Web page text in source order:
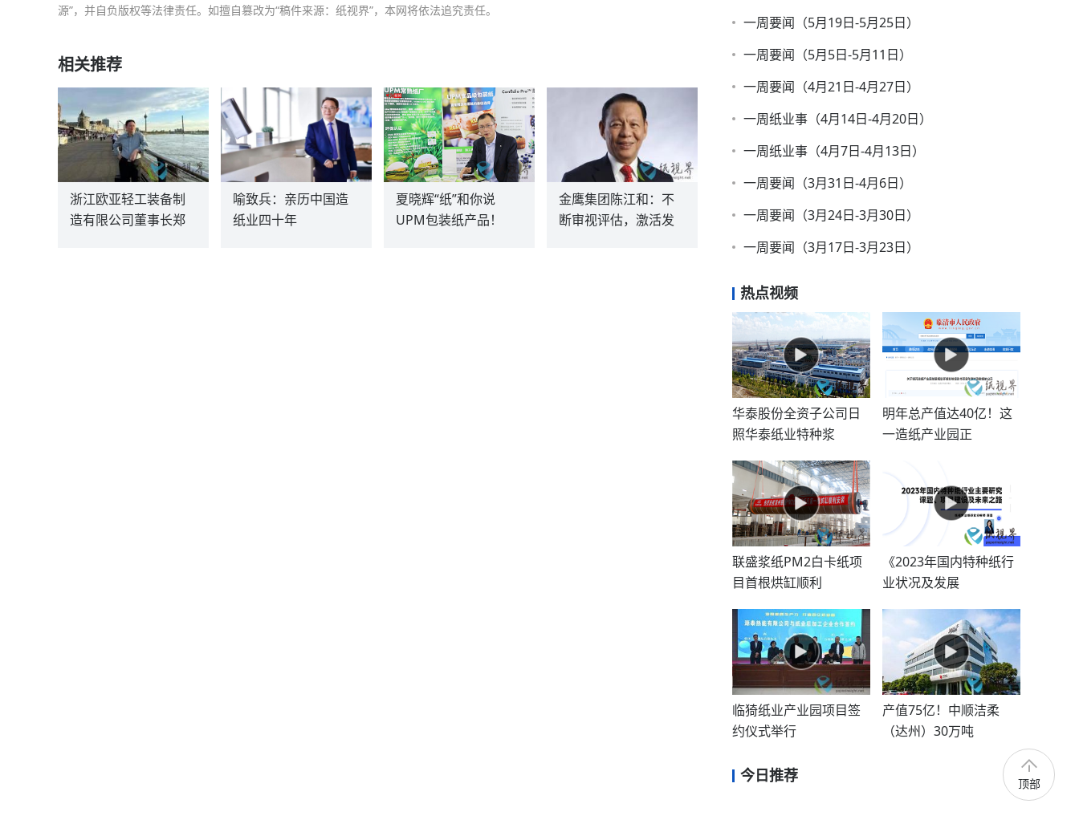
源”，并自负版权等法律责任。如擅自篡改为“稿件来源：纸视界”，本网将依法追究责任。
相关推荐
浙江欧亚轻工装备制
造有限公司董事长郑
喻致兵：亲历中国造
纸业四十年
夏晓辉“纸”和你说
UPM包装纸产品！
金鹰集团陈江和：不
断审视评估，激活发
一周要闻（5月19日-5月25日）
一周要闻（5月5日-5月11日）
一周要闻（4月21日-4月27日）
一周纸业事（4月14日-4月20日）
一周纸业事（4月7日-4月13日）
一周要闻（3月31日-4月6日）
一周要闻（3月24日-3月30日）
一周要闻（3月17日-3月23日）
热点视频
华泰股份全资子公司日
照华泰纸业特种浆
明年总产值达40亿！这
一造纸产业园正
联盛浆纸PM2白卡纸项
目首根烘缸顺利
《2023年国内特种纸行
业状况及发展
临猗纸业产业园项目签
约仪式举行
产值75亿！中顺洁柔
（达州）30万吨
今日推荐 顶部